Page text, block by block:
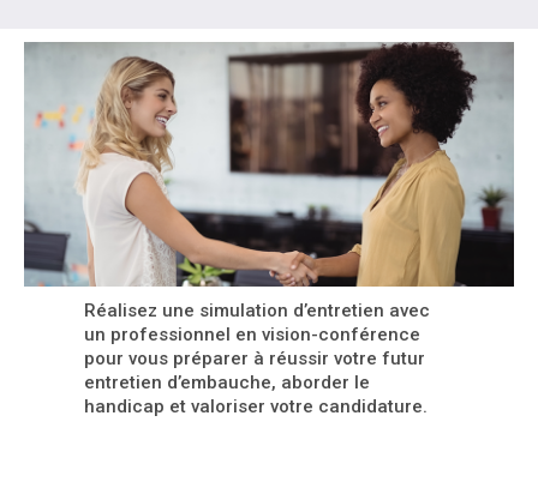
Réalisez une simulation d’entretien avec
un professionnel en vision-conférence
pour vous préparer à réussir votre futur
entretien d’embauche, aborder le
handicap et valoriser votre candidature.